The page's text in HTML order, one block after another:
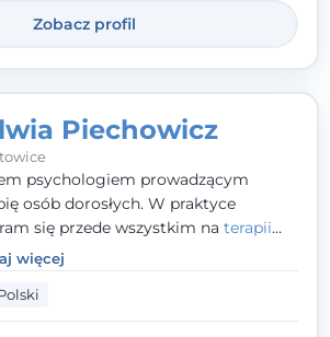
Zobacz profil
Piechowicz
psychologiem prowadzącym
osób dorosłych. W praktyce
się przede wszystkim na terapii
behawioralnej
skoncentrowanym na
(TSR) oraz Racjonalnej
Zachowania (RTZ). Dużą wagę
więcej